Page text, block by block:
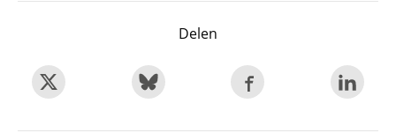
Delen